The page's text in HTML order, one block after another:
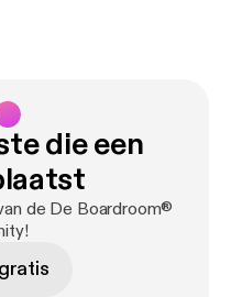
(Commercieel
reclame nog zonder
we hierbij in de
er
Presentatie:
deboardroom.live [
en verificatiering
die een
de De Boardroom®